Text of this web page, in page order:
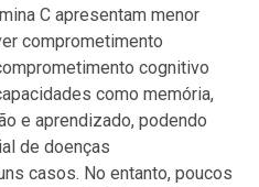
C apresentam menor
comprometimento
cognitivo
como memória,
e aprendizado, podendo
de doenças
casos. No entanto, poucos